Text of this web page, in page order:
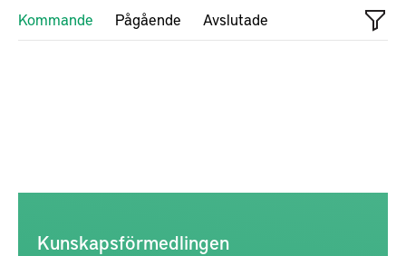
Kommande Pågående Avslutade
Kunskapsförmedlingen